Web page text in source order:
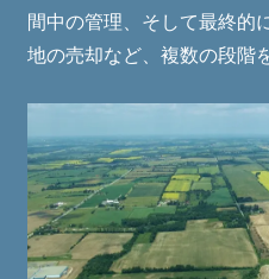
間中の管理、そして最終的
地の売却など、複数の段階